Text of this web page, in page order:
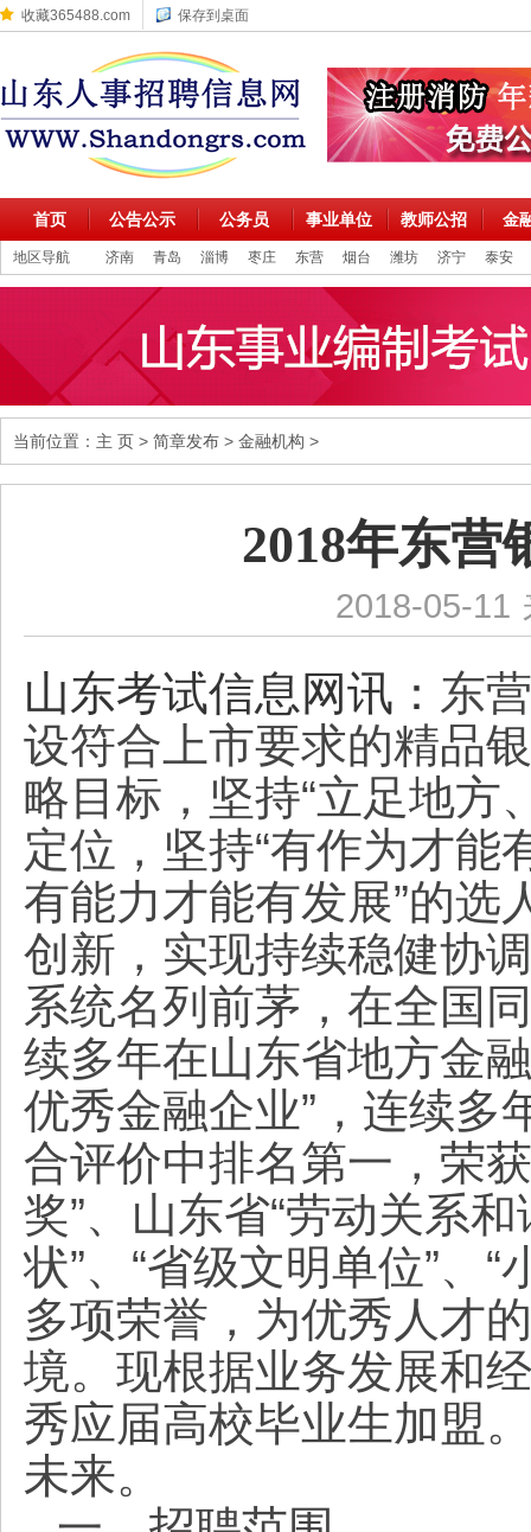
收藏365488.com 保存到桌面
首页 公告公示 公务员 事业单位 教师公招 金
地区导航 济南 青岛 淄博 枣庄 东营 烟台 潍坊 济宁 泰安
当前位置： 主 页 > 简章发布 > 金融机构 >
2018年东营
2018-05-11
山东考试信息网讯： 东
设符合上市要求的精品
略目标，坚持“立足地方
定位，坚持“有作为才能
有能力才能有发展”的选
创新，实现持续稳健协
系统名列前茅，在全国
续多年在山东省地方金
优秀金融企业”，连续多
合评价中排名第一，荣
奖”、山东省“劳动关系
状”、“省级文明单位”、
多项荣誉，为优秀人才
境。现根据业务发展和
秀应届高校毕业生加盟
未来。